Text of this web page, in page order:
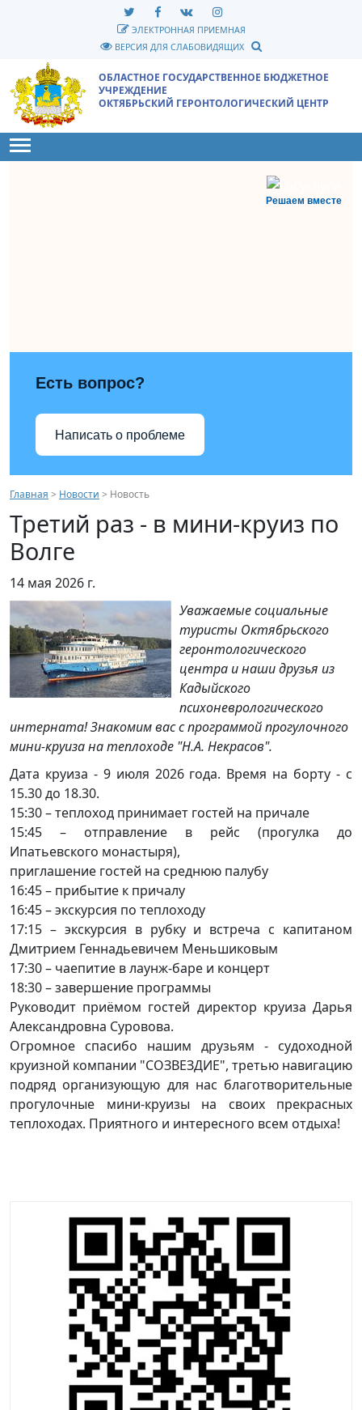
ЭЛЕКТРОННАЯ ПРИЕМНАЯ
ВЕРСИЯ ДЛЯ СЛАБОВИДЯЩИХ
ОБЛАСТНОЕ ГОСУДАРСТВЕННОЕ БЮДЖЕТНОЕ
УЧРЕЖДЕНИЕ
ОКТЯБРЬСКИЙ ГЕРОНТОЛОГИЧЕСКИЙ ЦЕНТР
Решаем вместе
Есть вопрос?
Написать о проблеме
Главная > Новости > Новость
Третий раз - в мини-круиз по
Волге
14 мая 2026 г.
Уважаемые социальные
туристы Октябрьского
геронтологического
центра и наши друзья из
Кадыйского
психоневрологического
интерната! Знакомим вас с программой прогулочного
мини-круиза на теплоходе "Н.А. Некрасов".
Дата круиза - 9 июля 2026 года. Время на борту - с
15.30 до 18.30.
15:30 – теплоход принимает гостей на причале
15:45 – отправление в рейс (прогулка до
Ипатьевского монастыря),
приглашение гостей на среднюю палубу
16:45 – прибытие к причалу
16:45 – экскурсия по теплоходу
17:15 – экскурсия в рубку и встреча с капитаном
Дмитрием Геннадьевичем Меньшиковым
17:30 – чаепитие в лаунж-баре и концерт
18:30 – завершение программы
Руководит приёмом гостей директор круиза Дарья
Александровна Суровова.
Огромное спасибо нашим друзьям - судоходной
круизной компании "СОЗВЕЗДИЕ", третью навигацию
подряд организующую для нас благотворительные
прогулочные мини-круизы на своих прекрасных
теплоходах. Приятного и интересного всем отдыха!